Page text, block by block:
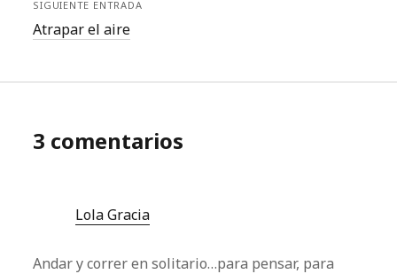
SIGUIENTE ENTRADA
Atrapar el aire
3 comentarios
Lola Gracia
Andar y correr en solitario…para pensar, para